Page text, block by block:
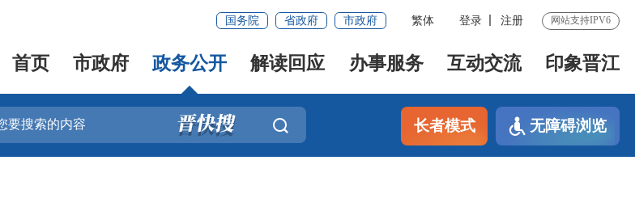
国务院 省政府 市政府 繁体 登录 注册 网站支持IPV6
首页 市政府 政务公开 解读回应 办事服务 互动交流 印象晋江
长者模式 无障碍浏览